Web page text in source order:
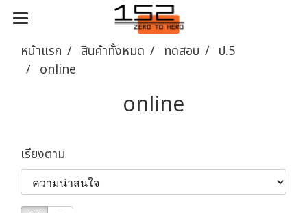
หน้าแรก สินค้าทั้งหมด ทดสอบ
ป.5
online
online
เรียงตาม